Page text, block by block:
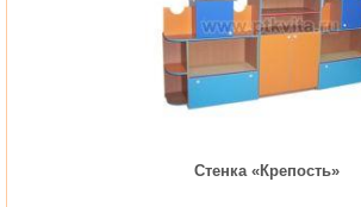
Стенка «Крепость»